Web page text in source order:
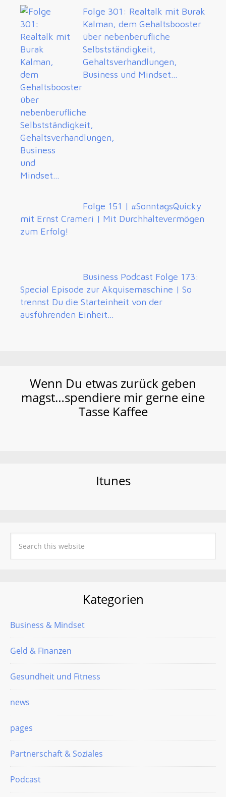
Folge 301: Realtalk mit Burak
Kalman, dem Gehaltsbooster
über nebenberufliche
Selbstständigkeit,
Gehaltsverhandlungen,
Business und Mindset…
Folge 151 | #SonntagsQuicky
mit Ernst Crameri | Mit Durchhaltevermögen
zum Erfolg!
Business Podcast Folge 173:
Special Episode zur Akquisemaschine | So
trennst Du die Starteinheit von der
ausführenden Einheit…
Wenn Du etwas zurück geben
magst…spendiere mir gerne eine
Tasse Kaffee
Itunes
Kategorien
Business & Mindset
Geld & Finanzen
Gesundheit und Fitness
news
pages
Partnerschaft & Soziales
Podcast